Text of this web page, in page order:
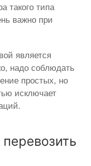
такого типа
важно при
является
надо соблюдать
простых, но
исключает